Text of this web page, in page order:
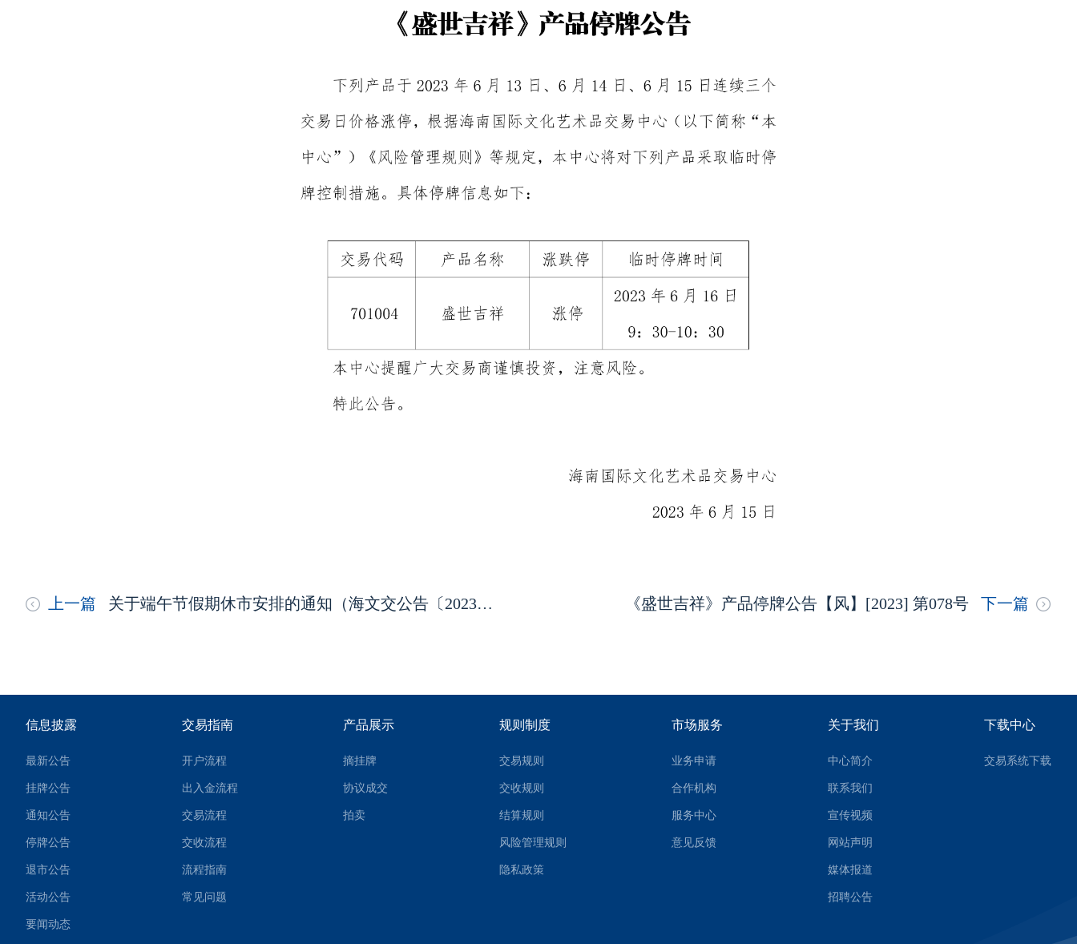
上一篇 关于端午节假期休市安排的通知（海文交公告〔2023〕7 号） 《盛世吉祥》产品停牌公告【风】[2023] 第078号 下一篇
信息披露
最新公告
挂牌公告
通知公告
停牌公告
退市公告
活动公告
要闻动态
交易指南
开户流程
出入金流程
交易流程
交收流程
流程指南
常见问题
产品展示
摘挂牌
协议成交
拍卖
规则制度
交易规则
交收规则
结算规则
风险管理规则
隐私政策
市场服务
业务申请
合作机构
服务中心
意见反馈
关于我们
中心简介
联系我们
宣传视频
网站声明
媒体报道
招聘公告
下载中心
交易系统下载